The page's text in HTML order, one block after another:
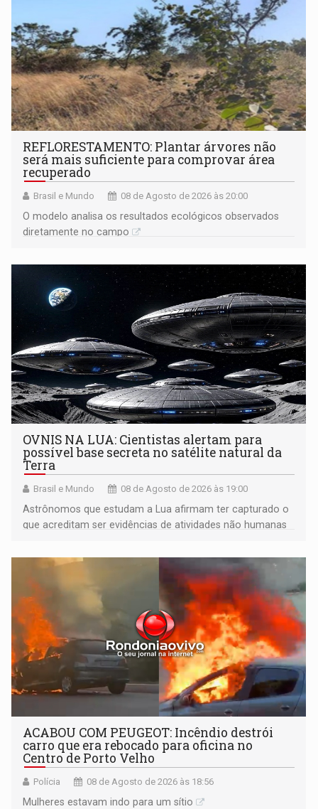
REFLORESTAMENTO: Plantar árvores não
será mais suficiente para comprovar área
recuperado
Brasil e Mundo 08 de Agosto de 2026 às 20:00
O modelo analisa os resultados ecológicos observados
diretamente no campo
OVNIS NA LUA: Cientistas alertam para
possível base secreta no satélite natural da
Terra
Brasil e Mundo 08 de Agosto de 2026 às 19:00
Astrônomos que estudam a Lua afirmam ter capturado o
que acreditam ser evidências de atividades não humanas
órbita
ACABOU COM PEUGEOT: Incêndio destrói
carro que era rebocado para oficina no
Centro de Porto Velho
Polícia 08 de Agosto de 2026 às 18:56
Mulheres estavam indo para um sítio